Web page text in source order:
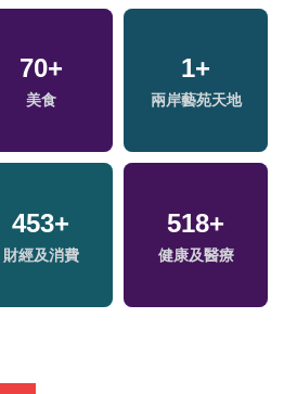
672+
綜合
1+
2023金鐘獎
30+
2024立委選戰
315+
熱門